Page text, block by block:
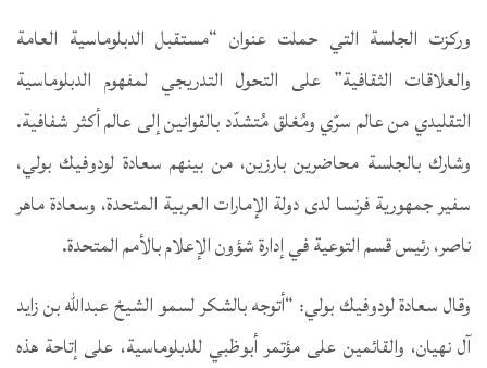
وركزت الجلسة التي حملت عنوان “مستقبل الدبلوماسية العامة
والعلاقات الثقافية” على التحول التدريجي لمفهوم الدبلوماسية
التقليدي من عالم سرّي ومُغلق مُتشدّد بالقوانين إلى عالم أكثر شفافية.
وشارك بالجلسة محاضرين بارزين، من بينهم سعادة لودوفيك بولي،
سفير جمهورية فرنسا لدى دولة الإمارات العربية المتحدة، وسعادة ماهر
ناصر، رئيس قسم التوعية في إدارة شؤون الإعلام بالأمم المتحدة.
وقال سعادة لودوفيك بولي: “أتوجه بالشكر لسمو الشيخ عبدالله بن زايد
آل نهيان، والقائمين على مؤتمر أبوظبي للدبلوماسية، على إتاحة هذه